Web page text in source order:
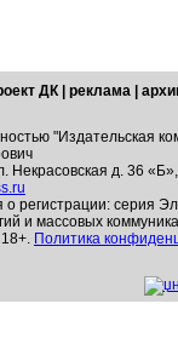
ДК реклама
"Издательская
Некрасовская д. 36
регистрации: серия
и массовых
Политика